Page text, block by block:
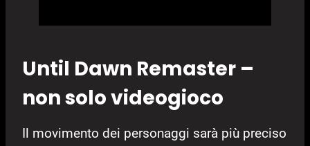
Until Dawn Remaster –
non solo videogioco
Il movimento dei personaggi sarà più preciso